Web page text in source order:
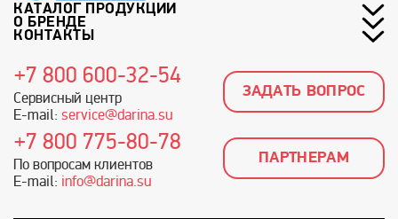
КАТАЛОГ ПРОДУКЦИИ
О БРЕНДЕ
КОНТАКТЫ
+7 800 600-32-54
Сервисный центр
E-mail: service@darina.su
ЗАДАТЬ ВОПРОС
+7 800 775-80-78
По вопросам клиентов
E-mail: info@darina.su
ПАРТНЕРАМ